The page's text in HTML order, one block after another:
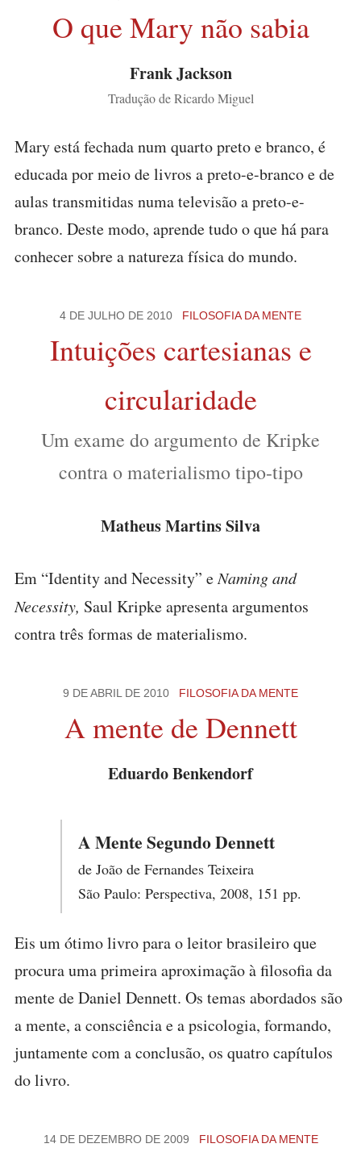
O que Mary não sabia
Frank Jackson
Tradução de Ricardo Miguel
Mary está fechada num quarto preto e branco, é
educada por meio de livros a preto-e-branco e de
aulas transmitidas numa televisão a preto-e-
branco. Deste modo, aprende tudo o que há para
conhecer sobre a natureza física do mundo.
4 DE JULHO DE 2010 FILOSOFIA DA MENTE
Intuições cartesianas e
circularidade
Um exame do argumento de Kripke
contra o materialismo tipo-tipo
Matheus Martins Silva
Em “Identity and Necessity” eNaming and
Necessity, Saul Kripke apresenta argumentos
contra três formas de materialismo.
9 DE ABRIL DE 2010 FILOSOFIA DA MENTE
A mente de Dennett
Eduardo Benkendorf
A Mente Segundo Dennett
de João de Fernandes Teixeira
São Paulo: Perspectiva, 2008, 151 pp.
Eis um ótimo livro para o leitor brasileiro que
procura uma primeira aproximação à filosofia da
mente de Daniel Dennett. Os temas abordados são
a mente, a consciência e a psicologia, formando,
juntamente com a conclusão, os quatro capítulos
do livro.
14 DE DEZEMBRO DE 2009 FILOSOFIA DA MENTE